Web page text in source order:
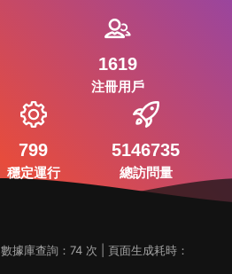
1619
注冊用戶
799
穩定運行
5146735
總訪問量
數據庫查詢：74 次 | 頁面生成耗時：